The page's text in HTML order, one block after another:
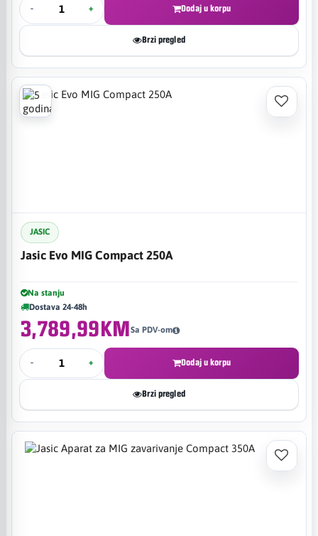
- + Dodaj u korpu
Brzi pregled
JASIC
Jasic Evo MIG Compact 250A
Na stanju
Dostava 24-48h
3,789,99KMSa PDV-om
- + Dodaj u korpu
Brzi pregled